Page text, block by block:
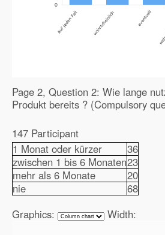
Page 2, Question 2: Wie lange
Produkt bereits ? (Compulsory
147 Participant
1 Monat oder kürzer
36
zwischen 1 bis 6 Monaten23
mehr als 6 Monate
20
nie
68
Graphics:
Width: